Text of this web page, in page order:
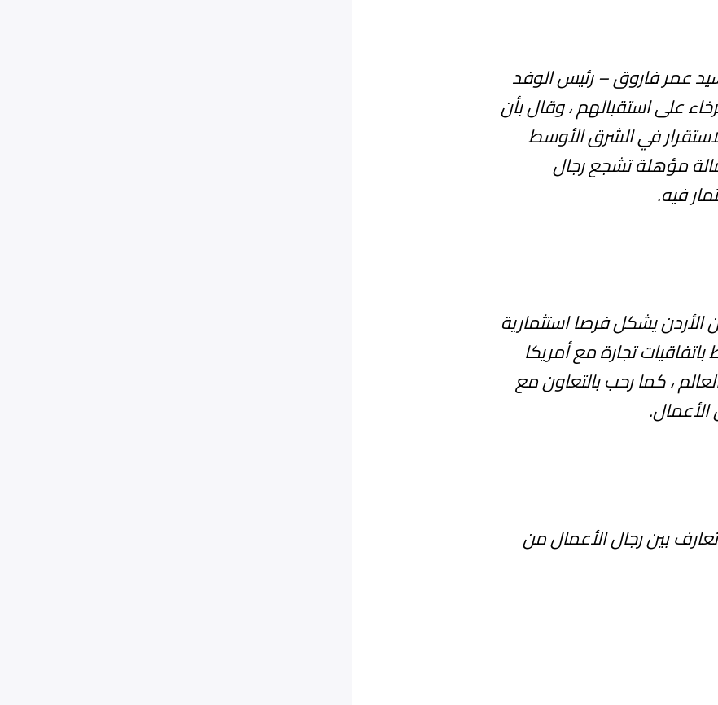
عمر فاروق – رئيس الوفد
على استقبالهم ، وقال بأن
في الشرق الأوسط
مؤهلة تشجع رجال
فيه.
يشكل فرصا استثمارية
تجارة مع أمريكا
، كما رحب بالتعاون مع
الأعمال.
بين رجال الأعمال من